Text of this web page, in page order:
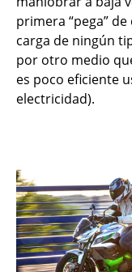
primera “pega”
carga de ningún
por otro medio
es poco eficiente
electricidad).